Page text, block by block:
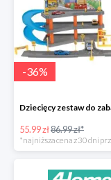
-36%
55.99 zł86.99 zł*